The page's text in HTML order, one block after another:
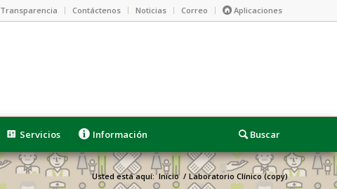
Transparencia Contáctenos Noticias Correo Aplicaciones
Servicios Información
Usted está aquí: Inicio / Laboratorio Clínico (copy)